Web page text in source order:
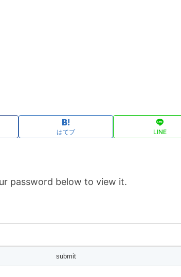
はてブ LINE
password below to view it.